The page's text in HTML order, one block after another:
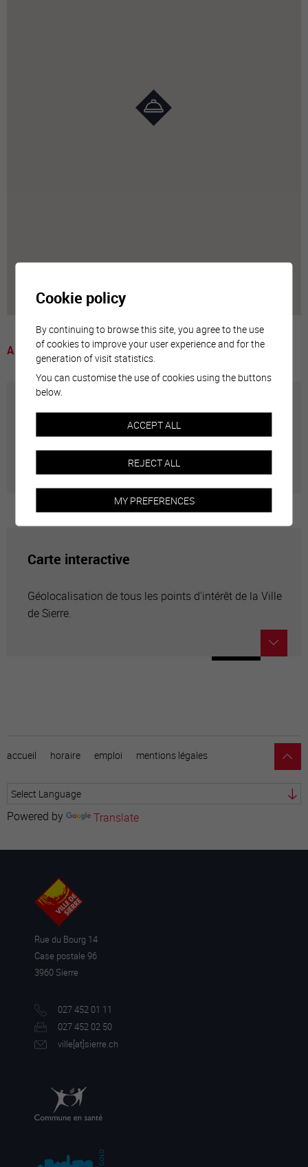
A voir
Annuaire communal
Adresses utiles en ville de Sierre
Carte interactive
Géolocalisation de tous les points d'intérêt de la Ville
de Sierre.
accueil horaire emploi mentions légales
Powered by Translate
Rue du Bourg 14
Case postale 96
3960 Sierre
027 452 01 11
027 452 02 50
ville[at]sierre.ch
Cookie policy
By continuing to browse this site, you agree to the use
of cookies to improve your user experience and for the
generation of visit statistics.
You can customise the use of cookies using the buttons
below.
ACCEPT ALL
REJECT ALL
MY PREFERENCES